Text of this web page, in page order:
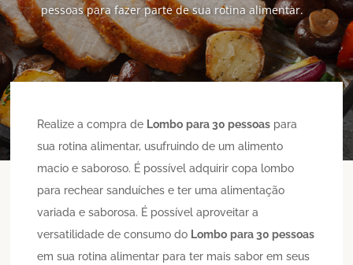
pessoas para fazer parte de sua rotina alimentar.
Realize a compra de Lombo para 30 pessoas para
sua rotina alimentar, usufruindo de um alimento
macio e saboroso. É possível adquirir copa lombo
para rechear sanduíches e ter uma alimentação
variada e saborosa. É possível aproveitar a
versatilidade de consumo do Lombo para 30 pessoas
em sua rotina alimentar para ter mais sabor em seus